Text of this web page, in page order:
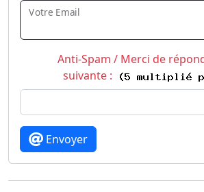
Votre Email
Anti-Spam / Merci de
suivante :
Envoyer